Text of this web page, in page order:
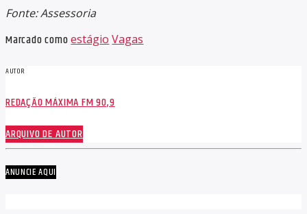
Fonte: Assessoria
Marcado comoestágio Vagas
AUTOR
REDAÇÃO MÁXIMA FM 90,9
ARQUIVO DE AUTOR
ANUNCIE AQUI